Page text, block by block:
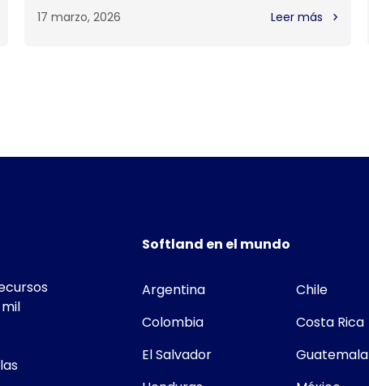
17 marzo, 2026 Leer más
Softland en el mundo
Argentina
Chile
Colombia
Costa Rica
El Salvador
Guatemala